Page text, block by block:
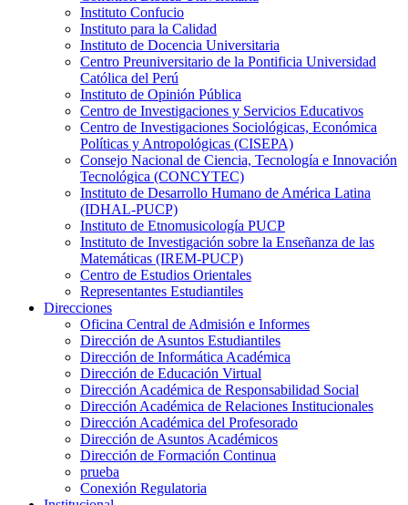
Instituto Confucio
Instituto para la Calidad
Instituto de Docencia Universitaria
Centro Preuniversitario de la Pontificia Universidad
Católica del Perú
Instituto de Opinión Pública
Centro de Investigaciones y Servicios Educativos
Centro de Investigaciones Sociológicas, Económica
Políticas y Antropológicas (CISEPA)
Consejo Nacional de Ciencia, Tecnología e Innovación
Tecnológica (CONCYTEC)
Instituto de Desarrollo Humano de América Latina
(IDHAL-PUCP)
Instituto de Etnomusicología PUCP
Instituto de Investigación sobre la Enseñanza de las
Matemáticas (IREM-PUCP)
Centro de Estudios Orientales
Representantes Estudiantiles
Direcciones
Oficina Central de Admisión e Informes
Dirección de Asuntos Estudiantiles
Dirección de Informática Académica
Dirección de Educación Virtual
Dirección Académica de Responsabilidad Social
Dirección Académica de Relaciones Institucionales
Dirección Académica del Profesorado
Dirección de Asuntos Académicos
Dirección de Formación Continua
prueba
Conexión Regulatoria